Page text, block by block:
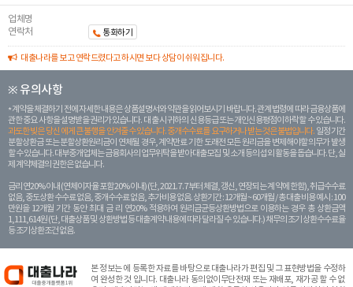
업체명
연락처
통화하기
대출나라를 보고 연락드렸다고 하시면 보다 상담이 쉬워집니다.
※ 유의사항
계약을 체결하기 전에 자세한 내용은 상품설명서와 약관을 읽어보시기 바랍니다. 관계 법령에 따라 금융상품에
관한 중요 사항을 설명받을 권리가 있습니다. 대 출 시 귀하의 신용등급 또는 개인신용평점이 하락할 수 있습니다.
과도한 빚은 당신 에게 큰 불행을 안겨줄 수 있습니다. 중개수수료를 요구하거나 받는 것은 불법입니다. 일정 기간
분할상환금 또는 분할상환원리금이 연체될 경우, 계약만료 기한 도래전 모든 원리금을 변제해야할 의무가 발생
할 수 있습니다. 대부중개업체는 금융회사의 업무위탁을 받아 대출모집 및 소개 등의 섭외 활동을 돕습니다. 단, 실
제 계약체결의 권한은 없습니다.
금리 연20% 이내 (연체이자율 포함 20% 이내) (단, 2021. 7. 7부터 체결, 갱신, 연장되는 계 약에 한함), 취급수수료
없음, 중도상환 수수료 없음, 중개수수료 없음, 추가비용 없음. 상환기간 : 12개월 ~ 60개월 / 총 대출 비용 예시 : 100
만원을 12개월 기간 동안 최대 금 리 연20% 적용하여 원리금균등상환방법으로 이용하는 경우 총 상환금액
1,111,614원 (단, 대출상품 및 상환방법 등 대출계약 내용에 따라 달라질 수 있습니다.) 채무의 조기 상환수수료율
등 조기상환조건 없음.
본 정보는에 등록한 자료를 바탕으로 대출나라가 편집 및 그 표현방법을 수정하
여 완성한 것 입니다. 대출나라 동의없이무단전재 또는 재배포, 재가공 할 수 없